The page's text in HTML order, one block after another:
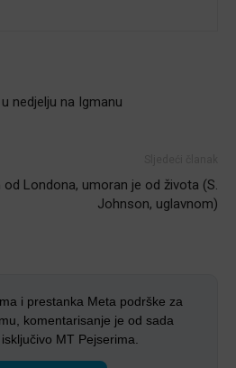
nedjelju na Igmanu
Londona, umoran je od života (S.
Johnson, uglavnom)
i prestanka Meta podrške za
komentarisanje je od sada
MT Pejserima.